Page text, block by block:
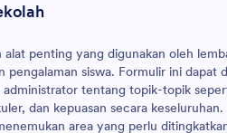
alat penting yang digunakan oleh
pengalaman siswa. Formulir ini
tentang topik-topik
dan kepuasan secara
area yang perlu